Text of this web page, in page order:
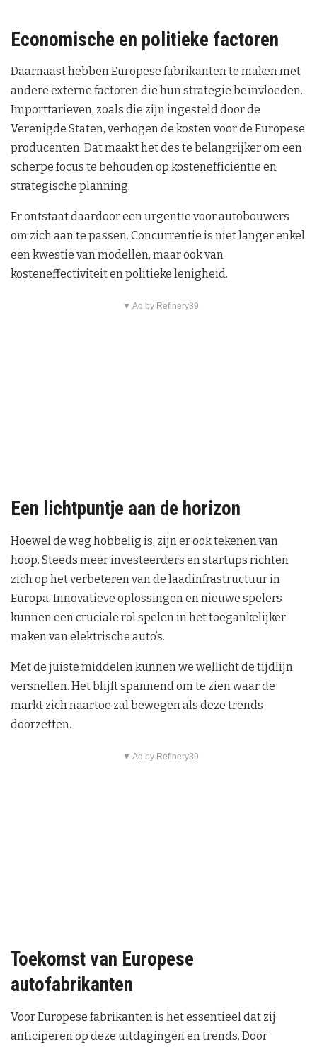
Economische en politieke factoren
Daarnaast hebben Europese fabrikanten te maken met
andere externe factoren die hun strategie beïnvloeden.
Importtarieven, zoals die zijn ingesteld door de
Verenigde Staten, verhogen de kosten voor de Europese
producenten. Dat maakt het des te belangrijker om een
scherpe focus te behouden op kostenefficiëntie en
strategische planning.
Er ontstaat daardoor een urgentie voor autobouwers
om zich aan te passen. Concurrentie is niet langer enkel
een kwestie van modellen, maar ook van
kosteneffectiviteit en politieke lenigheid.
▼ Ad by Refinery89
Een lichtpuntje aan de horizon
Hoewel de weg hobbelig is, zijn er ook tekenen van
hoop. Steeds meer investeerders en startups richten
zich op het verbeteren van de laadinfrastructuur in
Europa. Innovatieve oplossingen en nieuwe spelers
kunnen een cruciale rol spelen in het toegankelijker
maken van elektrische auto’s.
Met de juiste middelen kunnen we wellicht de tijdlijn
versnellen. Het blijft spannend om te zien waar de
markt zich naartoe zal bewegen als deze trends
doorzetten.
▼ Ad by Refinery89
Toekomst van Europese
autofabrikanten
Voor Europese fabrikanten is het essentieel dat zij
anticiperen op deze uitdagingen en trends. Door